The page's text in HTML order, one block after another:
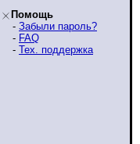
Помощь
- Забыли пароль?
- FAQ
- Тех. поддержка